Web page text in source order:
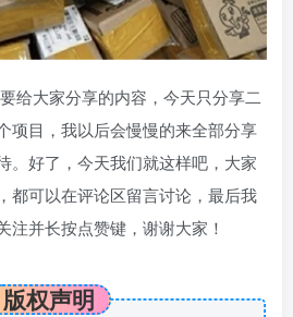
给大家分享的内容，今天只分享二
项目，我以后会慢慢的来全部分享
。好了，今天我们就这样吧，大家
都可以在评论区留言讨论，最后我
注并长按点赞键，谢谢大家！
版权声明